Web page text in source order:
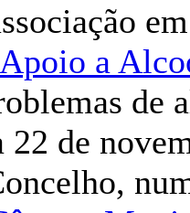
a
de
22 de